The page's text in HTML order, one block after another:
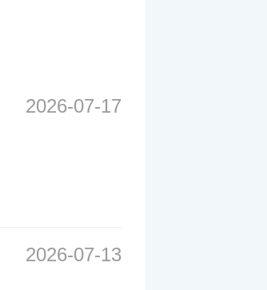
2026-07-17
2026-07-13